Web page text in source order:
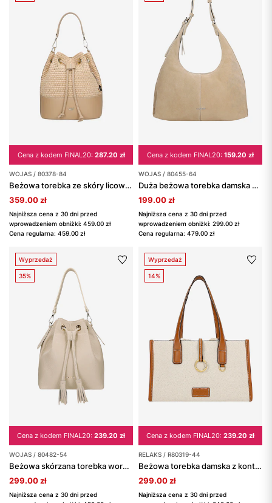
Cena z kodem FINAL20: 287.20 zł
WOJAS / 80378-84
Beżowa torebka ze skóry licowej i plecionej rafii
359.00 zł
Najniższa cena z 30 dni przed
wprowadzeniem obniżki: 459.00 zł
Cena regularna: 459.00 zł
Cena z kodem FINAL20: 159.20 zł
WOJAS / 80455-64
Duża beżowa torebka damska hobo
199.00 zł
Najniższa cena z 30 dni przed
wprowadzeniem obniżki: 299.00 zł
Cena regularna: 479.00 zł
Wyprzedaż
35%
Cena z kodem FINAL20: 239.20 zł
WOJAS / 80482-54
Beżowa skórzana torebka worek z frędzlami
299.00 zł
Najniższa cena z 30 dni przed
Wyprzedaż
14%
Cena z kodem FINAL20: 239.20 zł
RELAKS / R80319-44
Beżowa torebka damska z kontrastowymi wstawkami RELAKS
299.00 zł
Najniższa cena z 30 dni przed